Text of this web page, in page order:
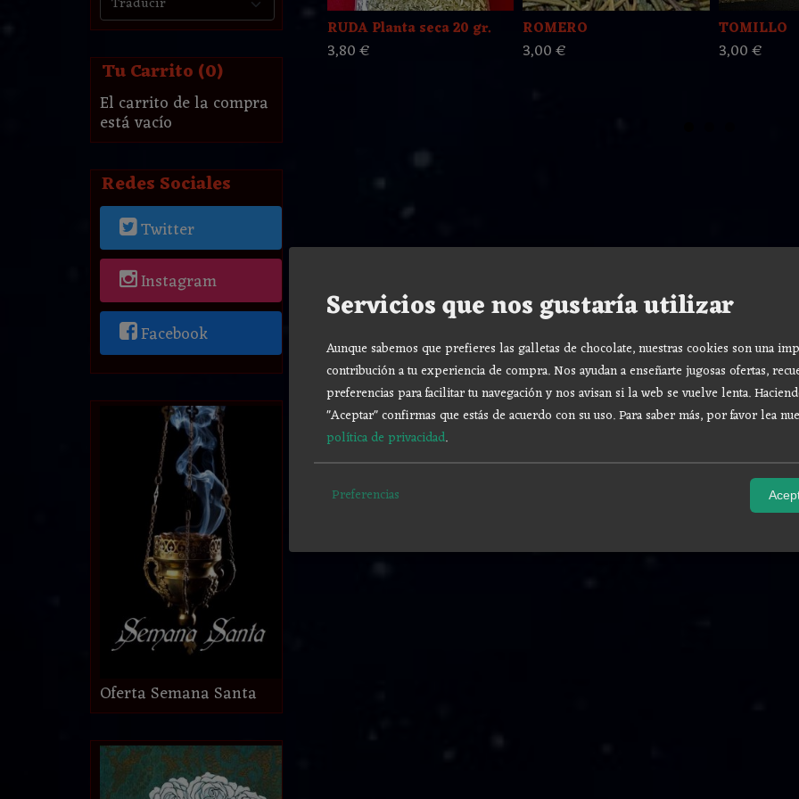
Tu Carrito (0)
El carrito de la compra
está vacío
Redes Sociales
Twitter
Instagram
Facebook
Oferta Semana Santa
RUDA Planta seca 20 gr.
3,80 €
ROMERO
3,00 €
TOMILLO
3,00 €
Servicios que nos gustaría utilizar
Aunque sabemos que prefieres las galletas de chocolate, nuestras cookies son una
contribución a tu experiencia de compra. Nos ayudan a enseñarte jugosas ofertas,
preferencias para facilitar tu navegación y nos avisan si la web se vuelve lenta.
"Aceptar" confirmas que estás de acuerdo con su uso.Para saber más, por favor lea
política de privacidad.
Preferencias